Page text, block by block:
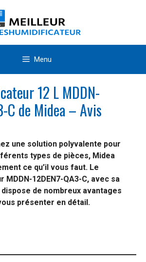
Menu
12 L MDDN-
C de Midea – Avis
une solution polyvalente pour
types de pièces, Midea
ce qu’il vous faut. Le
MDDN-12DEN7-QA3-C, avec sa
de nombreux avantages
présenter en détail.